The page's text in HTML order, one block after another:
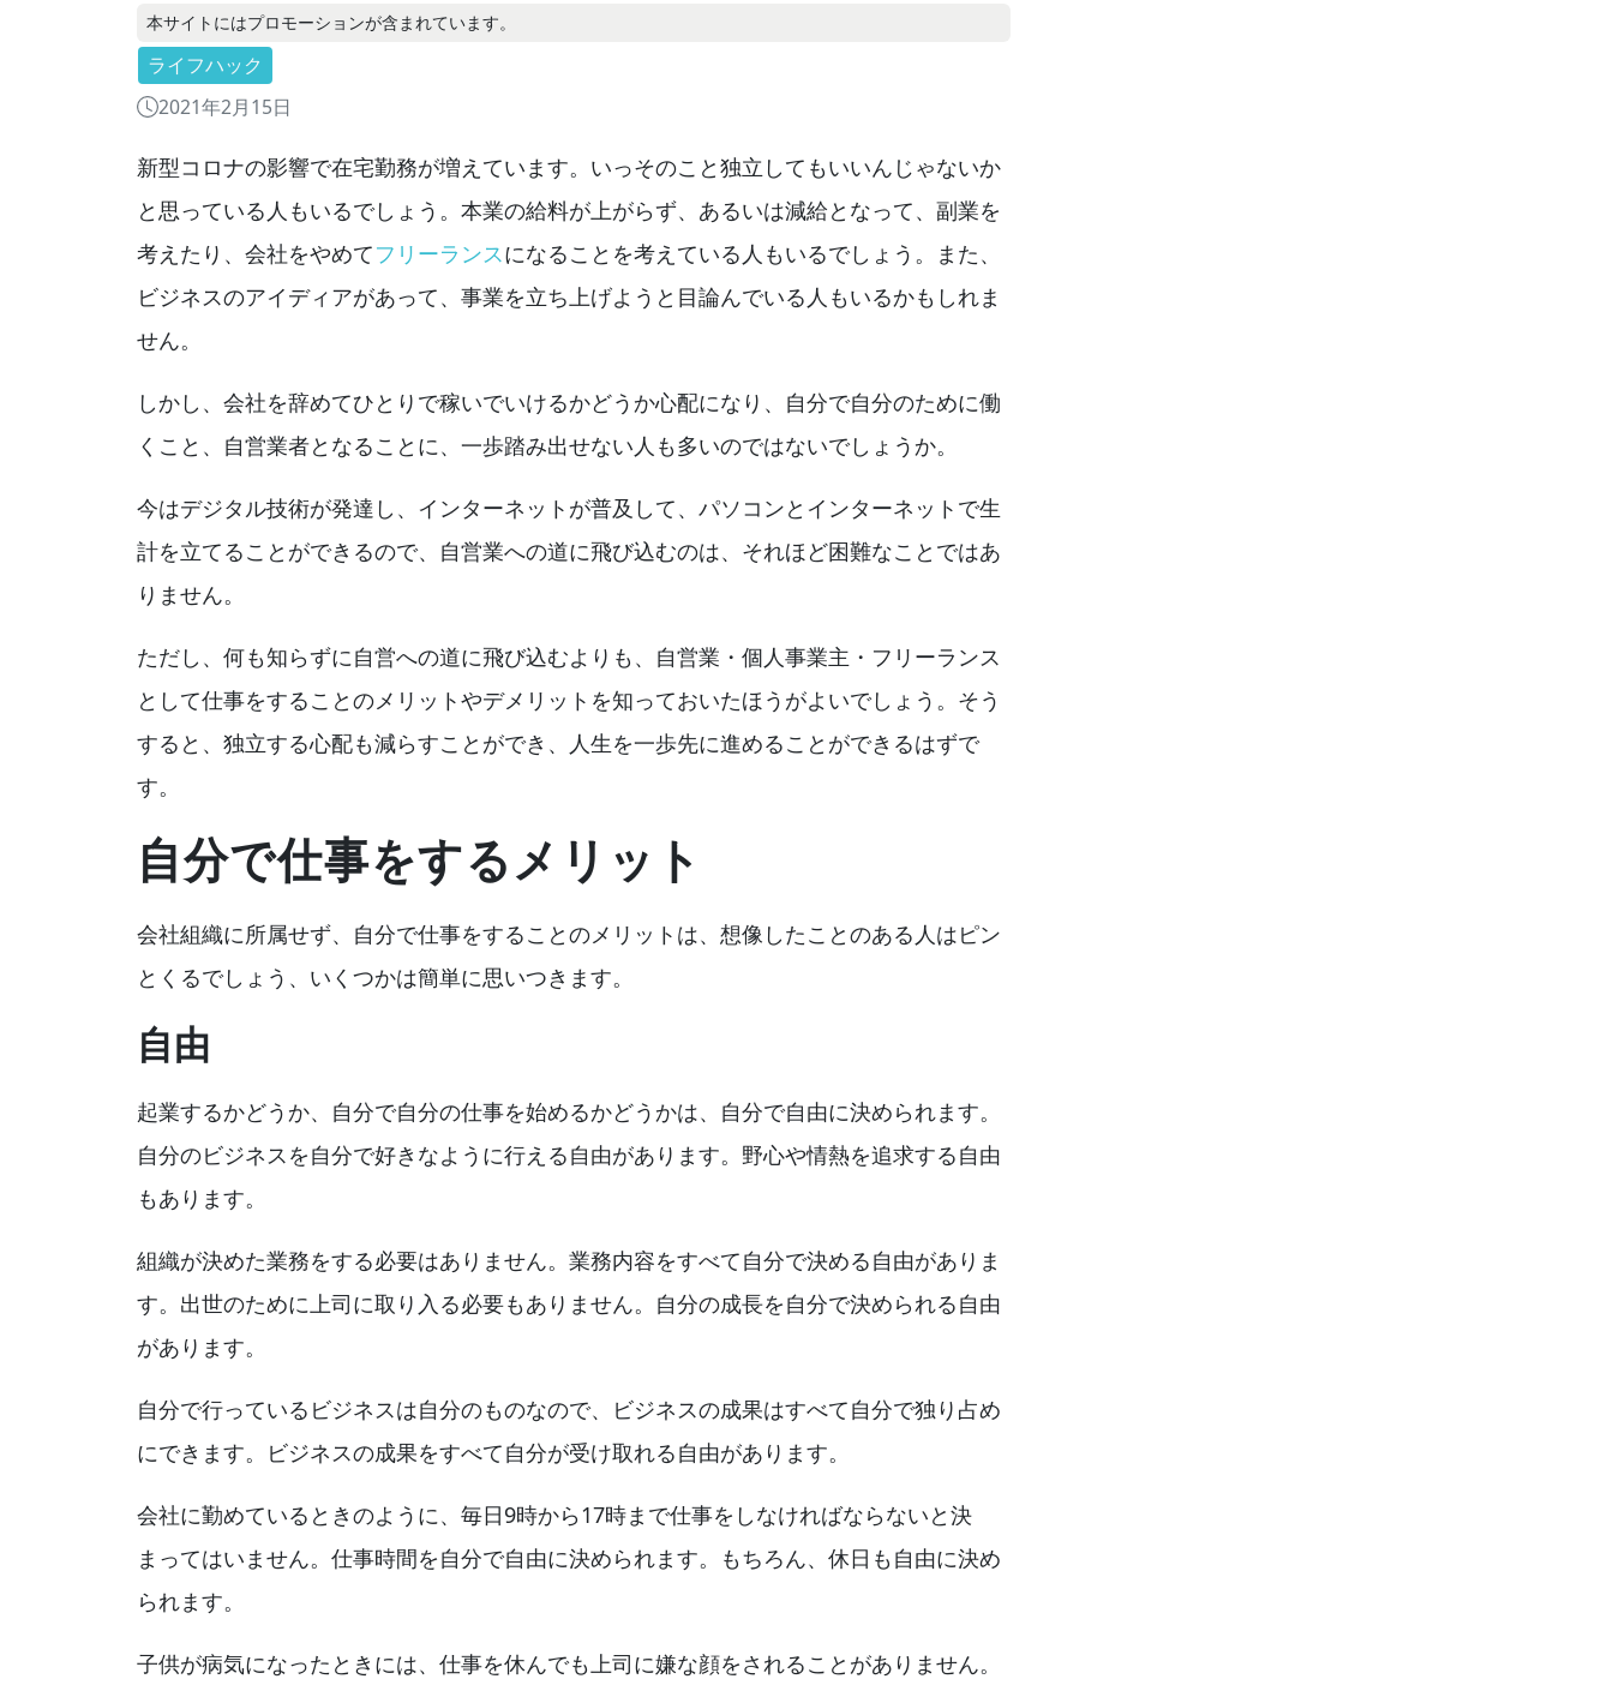
本サイトにはプロモーションが含まれています。
ライフハック
2021年2月15日
新型コロナの影響で在宅勤務が増えています。いっそのこと独立してもいいんじゃないか
と思っている人もいるでしょう。本業の給料が上がらず、あるいは減給となって、副業を
考えたり、会社をやめてフリーランスになることを考えている人もいるでしょう。また、
ビジネスのアイディアがあって、事業を立ち上げようと目論んでいる人もいるかもしれま
せん。
しかし、会社を辞めてひとりで稼いでいけるかどうか心配になり、自分で自分のために働
くこと、自営業者となることに、一歩踏み出せない人も多いのではないでしょうか。
今はデジタル技術が発達し、インターネットが普及して、パソコンとインターネットで生
計を立てることができるので、自営業への道に飛び込むのは、それほど困難なことではあ
りません。
ただし、何も知らずに自営への道に飛び込むよりも、自営業・個人事業主・フリーランス
として仕事をすることのメリットやデメリットを知っておいたほうがよいでしょう。そう
すると、独立する心配も減らすことができ、人生を一歩先に進めることができるはずで
す。
自分で仕事をするメリット
会社組織に所属せず、自分で仕事をすることのメリットは、想像したことのある人はピン
とくるでしょう、いくつかは簡単に思いつきます。
自由
起業するかどうか、自分で自分の仕事を始めるかどうかは、自分で自由に決められます。
自分のビジネスを自分で好きなように行える自由があります。野心や情熱を追求する自由
もあります。
組織が決めた業務をする必要はありません。業務内容をすべて自分で決める自由がありま
す。出世のために上司に取り入る必要もありません。自分の成長を自分で決められる自由
があります。
自分で行っているビジネスは自分のものなので、ビジネスの成果はすべて自分で独り占め
にできます。ビジネスの成果をすべて自分が受け取れる自由があります。
会社に勤めているときのように、毎日9時から17時まで仕事をしなければならないと決
まってはいません。仕事時間を自分で自由に決められます。もちろん、休日も自由に決め
られます。
子供が病気になったときには、仕事を休んでも上司に嫌な顔をされることがありません。